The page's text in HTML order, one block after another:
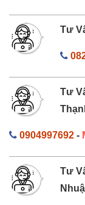
Tư
Tư
0904997692 -
Tư